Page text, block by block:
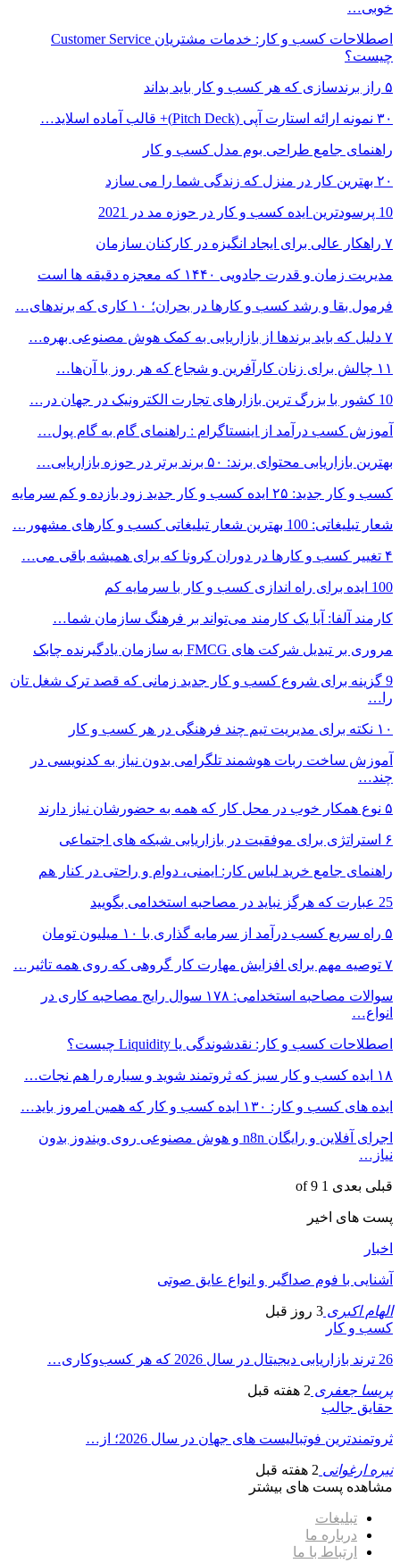
خوبی…
اصطلاحات کسب و کار: خدمات مشتریان Customer Service
چیست؟
۵ راز برندسازی که هر کسب و کار باید بداند
۳۰ نمونه ارائه استارت آپی (Pitch Deck)+ قالب آماده اسلاید…
راهنمای جامع طراحی بوم مدل کسب و کار
۲۰ بهترین کار در منزل که زندگی شما را می سازد
10 پرسودترین ایده کسب و کار در حوزه مد در 2021
۷ راهکار عالی برای ایجاد انگیزه در کارکنان سازمان
مدیریت زمان و قدرت جادویی ۱۴۴۰ که معجزه دقیقه ها است
فرمول بقا و رشد کسب و کارها در بحران؛ ۱۰ کاری که برندهای…
۷ دلیل که باید برندها از بازاریابی به کمک هوش مصنوعی بهره…
۱۱ چالش برای زنان کارآفرین و شجاع که هر روز با آن‌ها…
10 کشور با بزرگ ترین بازارهای تجارت الکترونیک در جهان در…
آموزش کسب درآمد از اینستاگرام : راهنمای گام به گام پول…
بهترین بازاریابی محتوای برند: ۵۰ برند برتر در حوزه بازاریابی…
کسب و کار جدید: ۲۵ ایده کسب و کار جدید زود بازده و کم سرمایه
شعار تبلیغاتی: 100 بهترین شعار تبلیغاتی کسب و کارهای مشهور…
۴ تغییر کسب و کارها در دوران کرونا که برای همیشه باقی می…
100 ایده برای راه اندازی کسب و کار با سرمایه کم
کارمند آلفا: آیا یک کارمند می‌تواند بر فرهنگ سازمان شما…
مروری بر تبدیل شرکت های FMCG به سازمان یادگیرنده چابک
9 گزینه برای شروع کسب و کار جدید زمانی که قصد ترک شغل تان
را…
۱۰ نکته برای مدیریت تیم چند فرهنگی در هر کسب و کار
آموزش ساخت ربات هوشمند تلگرامی بدون نیاز به کدنویسی در
چند…
۵ نوع همکار خوب در محل کار که همه به حضورشان نیاز دارند
۶ استراتژی برای موفقیت در بازاریابی شبکه های اجتماعی
راهنمای جامع خرید لباس کار: ایمنی، دوام و راحتی در کنار هم
25 عبارت که هرگز نباید در مصاحبه استخدامی بگویید
۵ راه سریع کسب درآمد از سرمایه گذاری با ۱۰ میلیون تومان
۷ توصیه مهم برای افزایش مهارت کار گروهی که روی همه تاثیر…
سوالات مصاحبه استخدامی: ۱۷۸ سوال رایج مصاحبه کاری در
انواع…
اصطلاحات کسب و کار: نقدشوندگی یا Liquidity چیست؟
۱۸ ایده کسب و کار سبز که ثروتمند شوید و سیاره را هم نجات…
ایده های کسب و کار: ۱۳۰ ایده کسب و کار که همین امروز باید…
اجرای آفلاین و رایگان n8n و هوش مصنوعی روی ویندوز بدون
نیاز…
قبلی بعدی 1 of 9
پست های اخیر
اخبار
آشنایی با فوم صداگیر و انواع عایق صوتی
الهام اکبری 3 روز قبل
کسب و کار
26 ترند بازاریابی دیجیتال در سال 2026 که هر کسب‌وکاری…
پریسا جعفری 2 هفته قبل
حقایق جالب
ثروتمندترین فوتبالیست های جهان در سال 2026؛ از…
نیره ارغوانی 2 هفته قبل
مشاهده پست های بیشتر
تبلیغات
درباره ما
ارتباط با ما